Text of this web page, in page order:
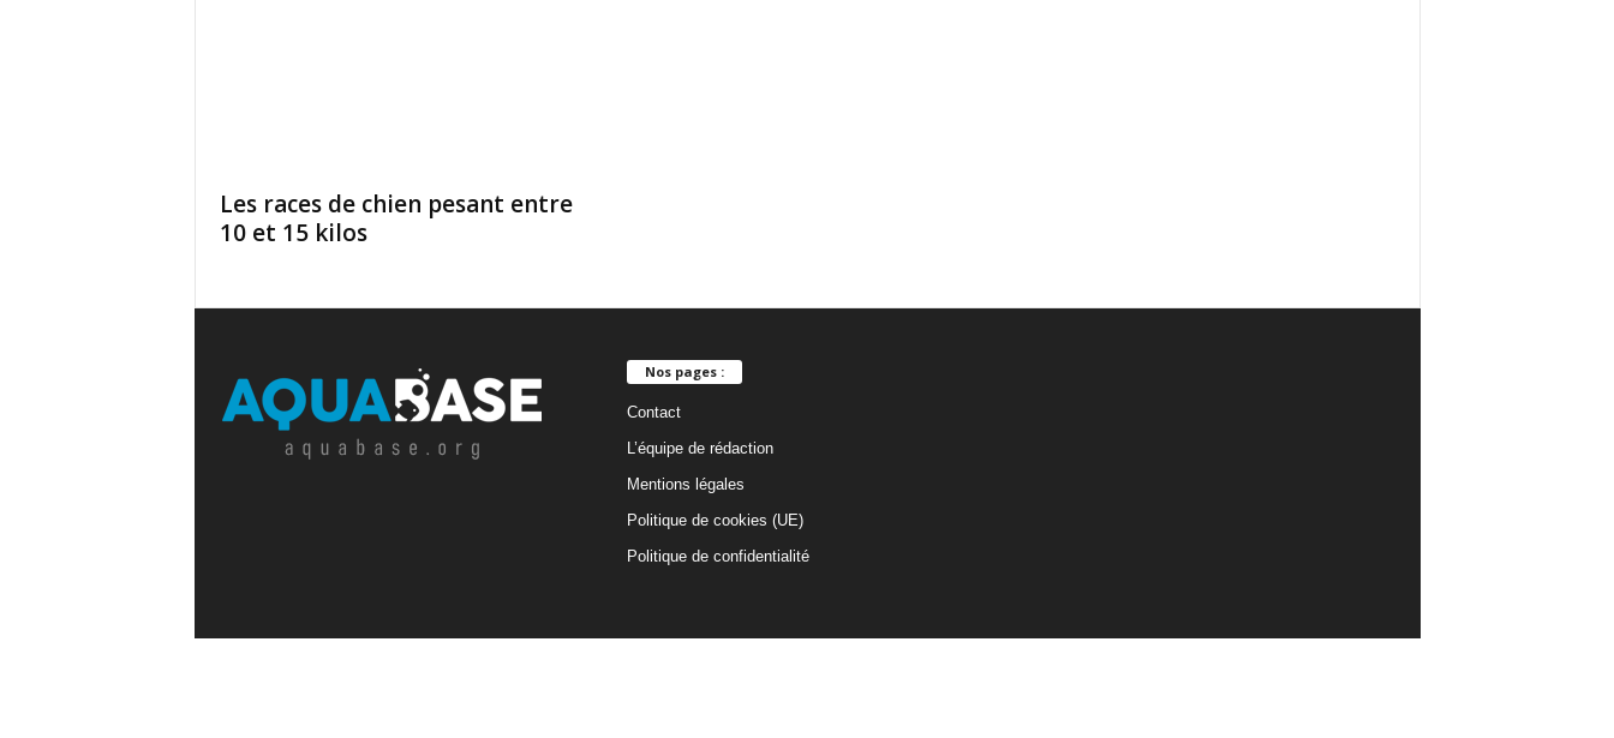
Les races de chien pesant entre
10 et 15 kilos
Nos pages :
Contact
L’équipe de rédaction
Mentions légales
Politique de cookies (UE)
Politique de confidentialité